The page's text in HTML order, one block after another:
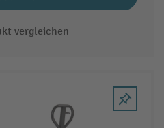
vergleichen